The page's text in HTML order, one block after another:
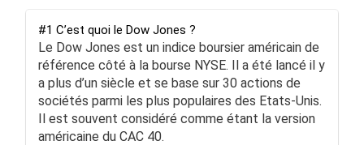
#1 C’est quoi le Dow Jones ?
Le Dow Jones est un indice boursier américain de
référence côté à la bourse NYSE. Il a été lancé il y
a plus d’un siècle et se base sur 30 actions de
sociétés parmi les plus populaires des Etats-Unis.
Il est souvent considéré comme étant la version
américaine du CAC 40.